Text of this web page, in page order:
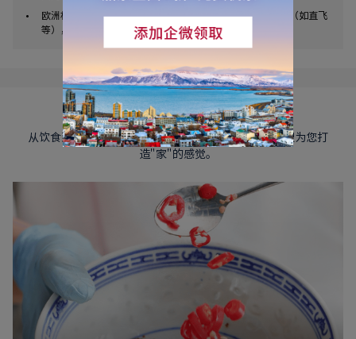
欧洲机场转机服务（如您对航班安排有特殊需要或指定要求（如直飞
等），请在维京协助订票时选择实时机票）
身在异国亦感温暖
从饮食到服务到客房细节，从您登船开始，我们就希望为您打
造"家"的感觉。